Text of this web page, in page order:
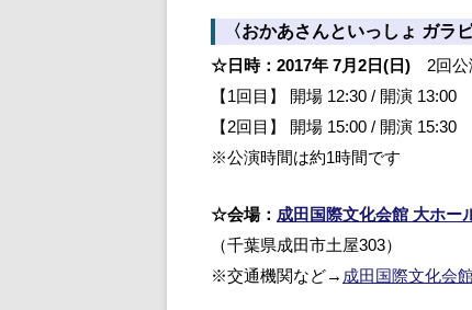
〈おかあさんといっしょ ガラ
☆日時：2017年 7月2日(日) 2回公
【1回目】 開場 12:30 / 開演 13:00
【2回目】 開場 15:00 / 開演 15:30
※公演時間は約1時間です
☆会場： 成田国際文化会館 大ホー
（千葉県成田市土屋303）
※交通機関など→ 成田国際文化会